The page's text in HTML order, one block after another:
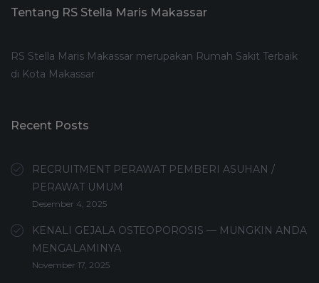
Tentang RS Stella Maris Makassar
RS Stella Maris Makassar merupakan Rumah Sakit Terbaik
di Kota Makassar
Recent Posts
RECRUITMENT PERAWAT PEMBERI ASUHAN /
PERAWAT UMUM
Desember 4, 2025
KENALI GEJALA OSTEOPOROSIS — MUNGKIN ANDA
MENGALAMINYA
November 17, 2025